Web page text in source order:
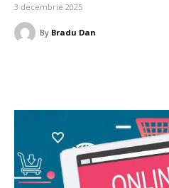
3 decembrie 2025
By Bradu Dan